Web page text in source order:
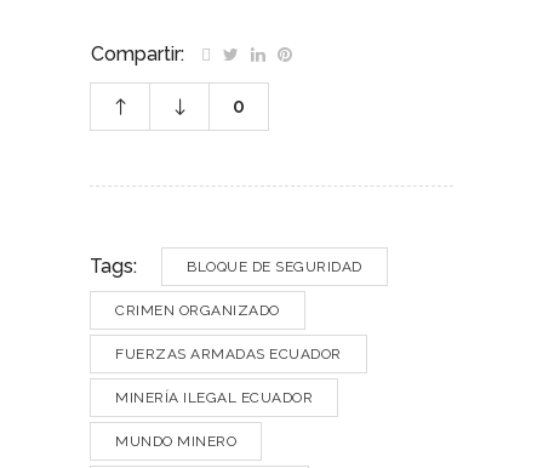
Compartir:
0
Tags: BLOQUE DE SEGURIDAD
CRIMEN ORGANIZADO
FUERZAS ARMADAS ECUADOR
MINERÍA ILEGAL ECUADOR
MUNDO MINERO